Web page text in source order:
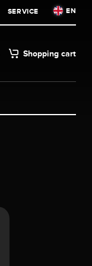
SERVICE EN
Shopping cart